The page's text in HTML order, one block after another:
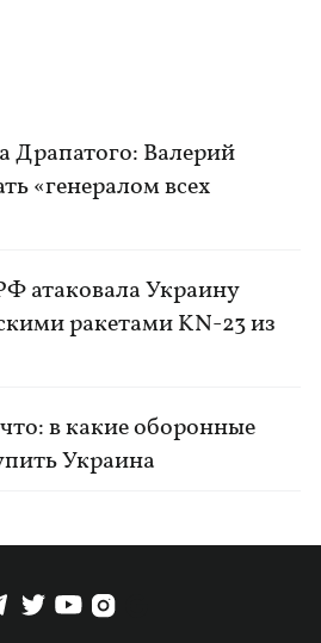
Драпатого: Валерий
«генералом всех
атаковала Украину
ракетами KN-23 из
в какие оборонные
Украина